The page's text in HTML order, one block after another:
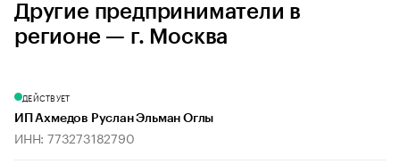
Другие предприниматели в
регионе — г. Москва
ДЕЙСТВУЕТ
ИП Ахмедов Руслан Эльман Оглы
ИНН: 773273182790